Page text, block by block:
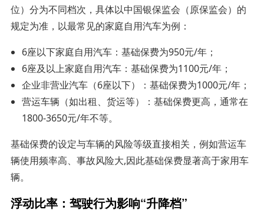
位）分为不同档次，具体以中国银保监会（原保监会）的
规定为准，以最常见的家庭自用汽车为例：
6座以下家庭自用汽车：基础保费为950元/年；
6座及以上家庭自用汽车：基础保费为1100元/年；
企业非营业汽车（6座以下）：基础保费为1000元/年；
营运车辆（如出租、货运等）：基础保费更高，通常在
1800-3650元/年不等。
基础保费的设定与车辆的风险等级直接相关，例如营运车
辆使用频率高、事故风险大,因此基础保费显著高于家用车
辆。
浮动比率：驾驶行为影响“升降档”